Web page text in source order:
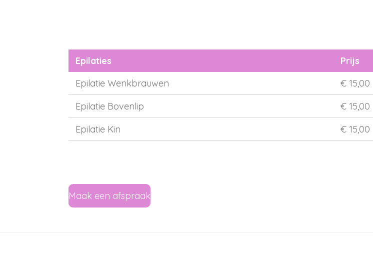
Epilaties
Prijs
Epilatie Wenkbrauwen
€ 15,00
Epilatie Bovenlip
€ 15,00
Epilatie Kin
€ 15,00
Maak een afspraak